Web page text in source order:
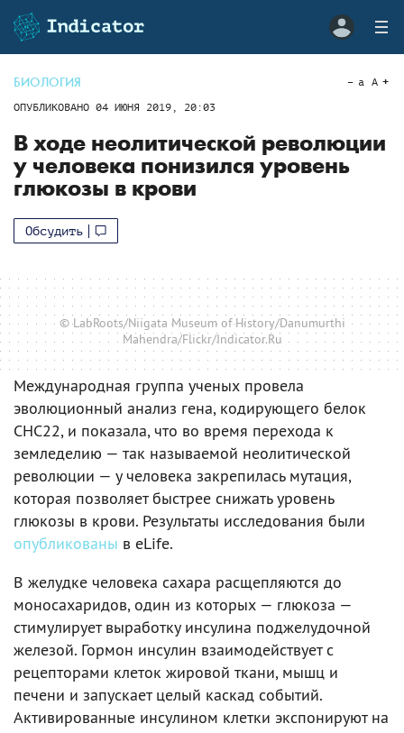
БИОЛОГИЯ
ОПУБЛИКОВАНО 04 ИЮНЯ 2019, 20:03
a A
В ходе неолитической революции
у человека понизился уровень
глюкозы в крови
Обсудить
© LabRoots/Niigata Museum of History/Danumurthi
Mahendra/Flickr/Indicator.Ru
Международная группа ученых провела
эволюционный анализ гена, кодирующего белок
CHC22, и показала, что во время перехода к
земледелию — так называемой неолитической
революции — у человека закрепилась мутация,
которая позволяет быстрее снижать уровень
глюкозы в крови. Результаты исследования были
опубликованы в eLife.
В желудке человека сахара расщепляются до
моносахаридов, один из которых — глюкоза —
стимулирует выработку инсулина поджелудочной
железой. Гормон инсулин взаимодействует с
рецепторами клеток жировой ткани, мышц и
печени и запускает целый каскад событий.
Активированные инсулином клетки экспонируют на